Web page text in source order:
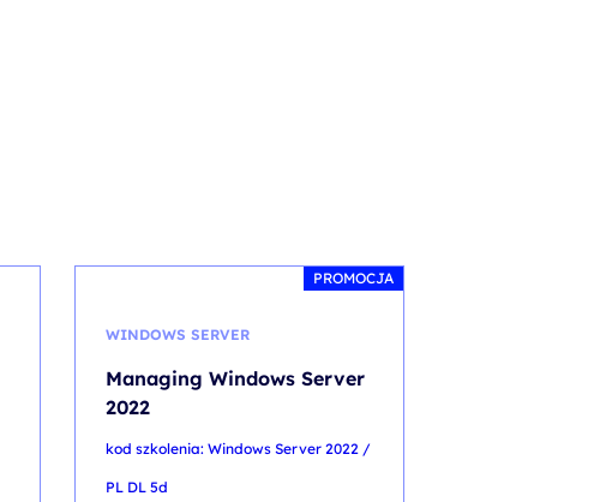
PROMOCJA
WINDOWS SERVER
Managing Windows Server
2022
kod szkolenia: Windows Server 2022 /
PL DL 5d